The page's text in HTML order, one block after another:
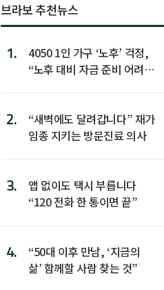
브라보 추천뉴스
1.
4050 1인 가구 ‘노후’ 걱정,
“노후 대비 자금 준비 어려
2.
“새벽에도 달려갑니다” 재가
임종 지키는 방문진료 의사
3.
앱 없이도 택시 부릅니다
“120 전화 한 통이면 끝”
4.
“50대 이후 만남, ‘지금의
삶’ 함께할 사람 찾는 것”